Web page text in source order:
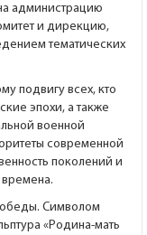
администрацию
и дирекцию,
тематических
подвигу всех, кто
эпохи, а также
военной
современной
поколений и
Символом
«Родина-мать